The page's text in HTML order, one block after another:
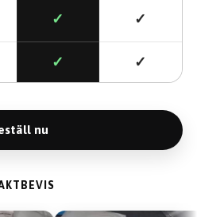
✓ ✓
✓ ✓
nu